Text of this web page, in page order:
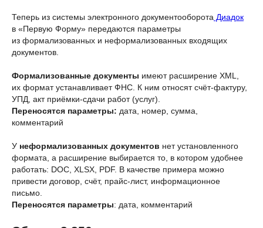
Теперь из системы электронного документооборота Диадок
в «Первую Форму» передаются параметры
из формализованных и неформализованных входящих
документов.
Формализованные документы имеют расширение XML,
их формат устанавливает ФНС. К ним относят счёт-фактуру,
УПД, акт приёмки-сдачи работ (услуг).
Переносятся параметры: дата, номер, сумма,
комментарий
У неформализованных документов нет установленного
формата, а расширение выбирается то, в котором удобнее
работать: DOC, XLSX, PDF. В качестве примера можно
привести договор, счёт, прайс-лист, информационное
письмо.
Переносятся параметры: дата, комментарий